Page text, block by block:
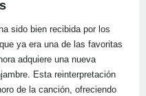
sido bien recibida por los
ya era una de las favoritas
adquiere una nueva
Esta reinterpretación
de la canción, ofreciendo